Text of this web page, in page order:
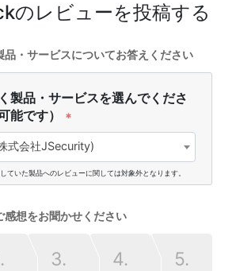
のレビューを投稿する
品・サービスについてお答えください
製品・サービスを選んでくださ
能です）
*
式会社JSecurity)
ていた製品へのレビューに関しては対象外となります。
感想をお聞かせください
3. 4. 5.